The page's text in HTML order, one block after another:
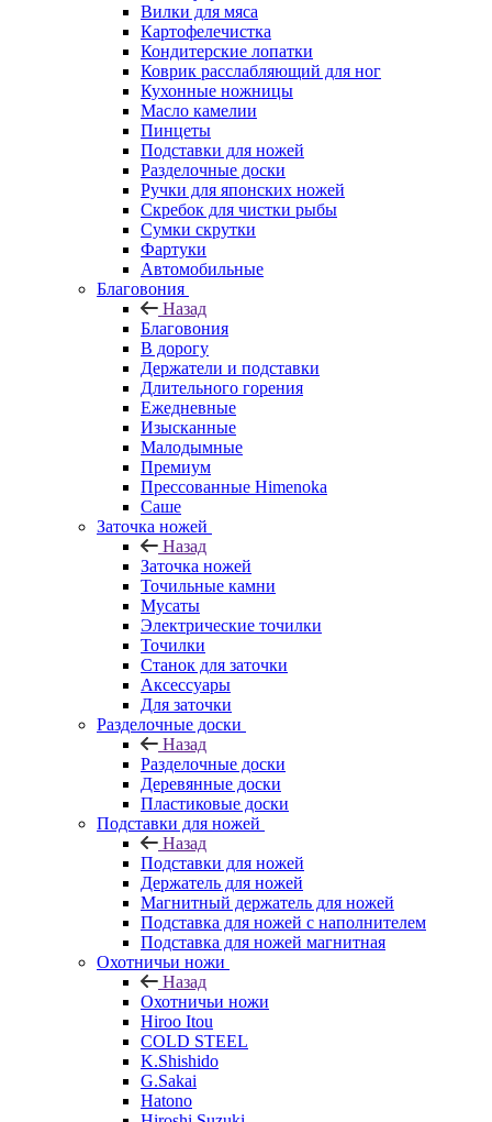
Вилки для мяса
Картофелечистка
Кондитерские лопатки
Коврик расслабляющий для ног
Кухонные ножницы
Масло камелии
Пинцеты
Подставки для ножей
Разделочные доски
Ручки для японских ножей
Скребок для чистки рыбы
Сумки скрутки
Фартуки
Автомобильные
Благовония
Назад
Благовония
В дорогу
Держатели и подставки
Длительного горения
Ежедневные
Изысканные
Малодымные
Премиум
Прессованные Himenoka
Саше
Заточка ножей
Назад
Заточка ножей
Точильные камни
Мусаты
Электрические точилки
Точилки
Станок для заточки
Аксессуары
Для заточки
Разделочные доски
Назад
Разделочные доски
Деревянные доски
Пластиковые доски
Подставки для ножей
Назад
Подставки для ножей
Держатель для ножей
Магнитный держатель для ножей
Подставка для ножей с наполнителем
Подставка для ножей магнитная
Охотничьи ножи
Назад
Охотничьи ножи
Hiroo Itou
COLD STEEL
K.Shishido
G.Sakai
Hatono